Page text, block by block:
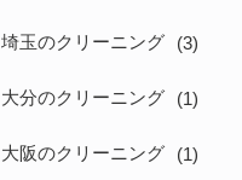
埼玉のクリーニング (3)
大分のクリーニング (1)
大阪のクリーニング (1)